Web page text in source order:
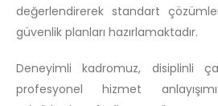
değerlendirerek standart
güvenlik planları hazırlamaktadır.
Deneyimli kadromuz, disiplinli
profesyonel hizmet